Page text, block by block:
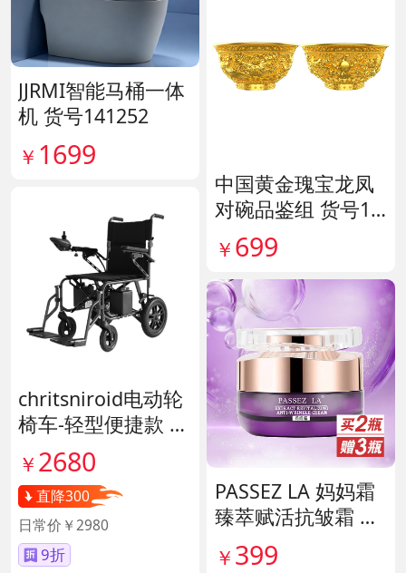
JJRMI智能马桶一体
机 货号141252
￥ 1699
chritsniroid电动轮
椅车-轻型便捷款 货
号140671
￥ 2680
直降300
日常价￥2980
9折
中国黄金瑰宝龙凤
对碗品鉴组 货号14
0563
￥ 699
PASSEZ LA 妈妈霜
臻萃赋活抗皱霜 货
号137759
￥ 399